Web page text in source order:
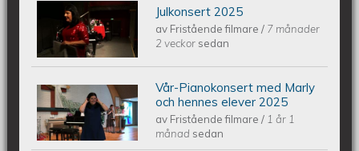
Piano Marly Azevedo Andersson
Julkonsert PALLADIUM 251206
Julkonsert 2025
av Fristående filmare/ 7 månader
2 veckor sedan
Piano Marly Azevedo Andersson
Vårkonsert EQUMkyrkan 250607
Vår-Pianokonsert med Marly
och hennes elever 2025
av Fristående filmare/ 1 år 1
månad sedan